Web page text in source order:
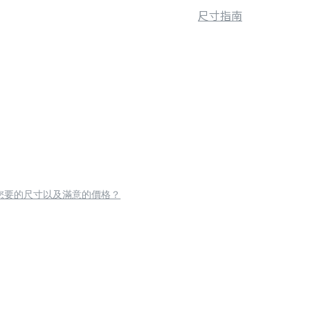
尺寸指南
要的尺寸以及滿意的價格？